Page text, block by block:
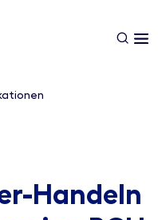
Handeln